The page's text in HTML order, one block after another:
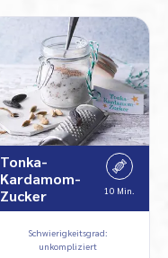
Tonka-
Kardamom-
Zucker
10 Min.
Schwierigkeitsgrad:
unkompliziert